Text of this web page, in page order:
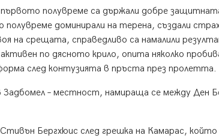
полувреме са държали добре
доминирали на терена, създали
на срещата, справедливо са намалили
по дясното крило, опита няколко
след контузията в пръста през пролетта.
– местност, намираща се между Ден
Бергхюис след грешка на Камарас, който